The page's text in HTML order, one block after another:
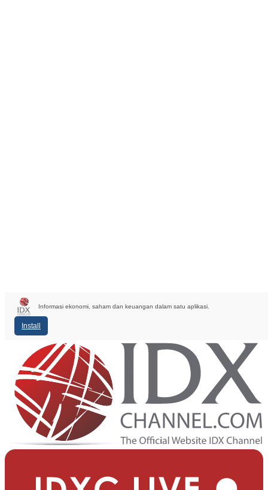
Informasi ekonomi, saham dan keuangan dalam satu aplikasi.
Install